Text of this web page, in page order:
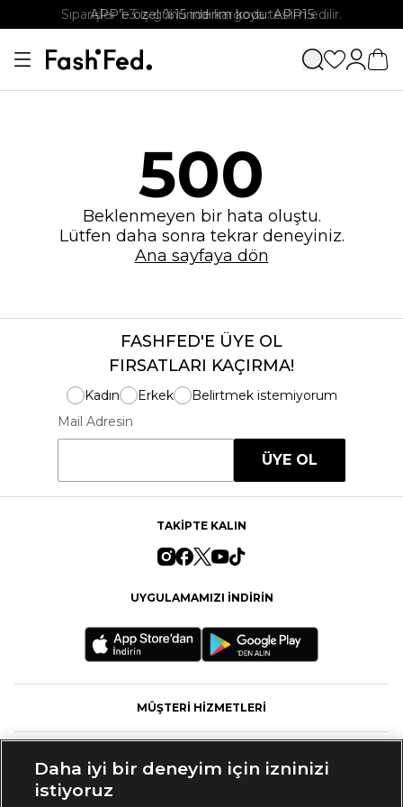
Siparişler 1-3 iş gününde kargoya teslim edilir.
APP'e özel %15 indirim kodu: APP15
500
Beklenmeyen bir hata oluştu.
Lütfen daha sonra tekrar deneyiniz.
Ana sayfaya dön
FASHFED'E ÜYE OL
FIRSATLARI KAÇIRMA!
Kadın Erkek
Belirtmek istemiyorum
Mail Adresin
ÜYE OL
TAKİPTE KALIN
UYGULAMAMIZI İNDİRİN
MÜŞTERİ HİZMETLERİ
Daha iyi bir deneyim için izninizi
istiyoruz